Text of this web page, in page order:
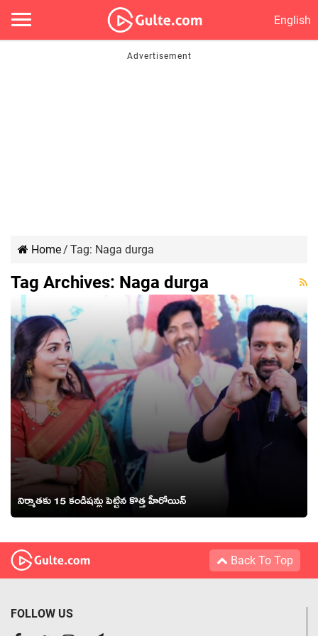
English
Home/ Tag: Naga durga
Tag Archives: Naga durga
నిర్మాతకు 15 కండిషన్లు పెట్టిన కొత్త హీరోయిన్
Back To Top
FOLLOW US